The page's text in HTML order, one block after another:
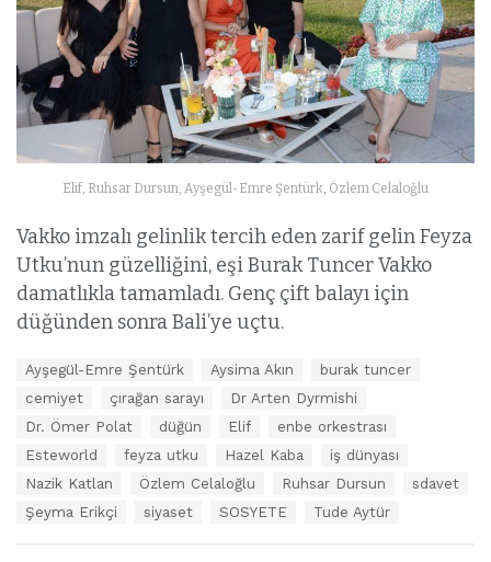
Elif, Ruhsar Dursun, Ayşegül-Emre Şentürk, Özlem Celaloğlu
Vakko imzalı gelinlik tercih eden zarif gelin Feyza
Utku’nun güzelliğini, eşi Burak Tuncer Vakko
damatlıkla tamamladı. Genç çift balayı için
düğünden sonra Bali’ye uçtu.
Ayşegül-Emre Şentürk Aysima Akın
burak tuncer
cemiyet
çırağan sarayı
Dr Arten Dyrmishi
Dr. Ömer Polat
düğün Elif
enbe orkestrası
Esteworld
feyza utku Hazel Kaba
iş dünyası
Nazik Katlan
Özlem Celaloğlu Ruhsar Dursun
sdavet
Şeyma Erikçi
siyaset SOSYETE Tude Aytür